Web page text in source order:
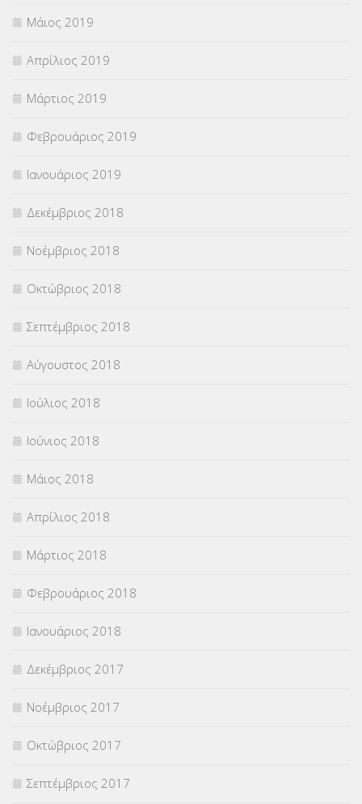
Μάιος 2019
Απρίλιος 2019
Μάρτιος 2019
Φεβρουάριος 2019
Ιανουάριος 2019
Δεκέμβριος 2018
Νοέμβριος 2018
Οκτώβριος 2018
Σεπτέμβριος 2018
Αύγουστος 2018
Ιούλιος 2018
Ιούνιος 2018
Μάιος 2018
Απρίλιος 2018
Μάρτιος 2018
Φεβρουάριος 2018
Ιανουάριος 2018
Δεκέμβριος 2017
Νοέμβριος 2017
Οκτώβριος 2017
Σεπτέμβριος 2017